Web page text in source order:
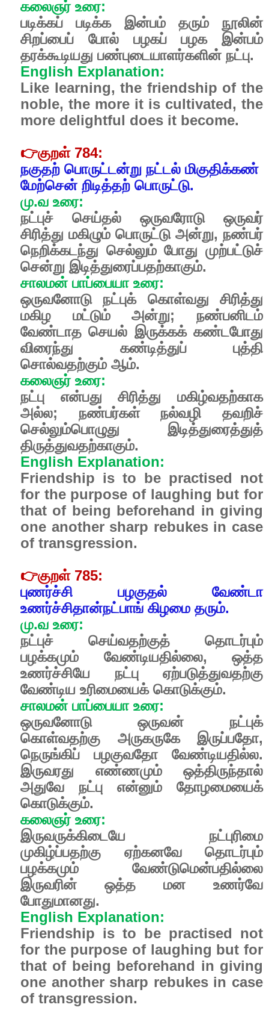
கலைஞர் உரை:
படிக்கப் படிக்க இன்பம் தரும் நூலின்
சிறப்பைப் போல் பழகப் பழக இன்பம்
தரக்கூடியது பண்புடையாளர்களின் நட்பு.
English Explanation:
Like learning, the friendship of the
noble, the more it is cultivated, the
more delightful does it become.
👉குறள் 784:
நகுதற் பொருட்டன்று நட்டல் மிகுதிக்கண்
மேற்சென் றிடித்தற் பொருட்டு.
மு.வ உரை:
நட்புச் செய்தல் ஒருவரோடு ஒருவர்
சிரித்து மகிழும் பொருட்டு அன்று, நண்பர்
நெறிக்கடந்து செல்லும் போது முற்பட்டுச்
சென்று இடித்துரைப்பதற்காகும்.
சாலமன் பாப்பையா உரை:
ஒருவனோடு நட்புக் கொள்வது சிரித்து
மகிழ மட்டும் அன்று; நண்பனிடம்
வேண்டாத செயல் இருக்கக் கண்டபோது
விரைந்து கண்டித்துப் புத்தி
சொல்வதற்கும் ஆம்.
கலைஞர் உரை:
நட்பு என்பது சிரித்து மகிழ்வதற்காக
அல்ல; நண்பர்கள் நல்வழி தவறிச்
செல்லும்பொழுது இடித்துரைத்துத்
திருத்துவதற்காகும்.
English Explanation:
Friendship is to be practised not
for the purpose of laughing but for
that of being beforehand in giving
one another sharp rebukes in case
of transgression.
👉குறள் 785:
புணர்ச்சி பழகுதல் வேண்டா
உணர்ச்சிதான்நட்பாங் கிழமை தரும்.
மு.வ உரை:
நட்புச் செய்வதற்குத் தொடர்பும்
பழக்கமும் வேண்டியதில்லை, ஒத்த
உணர்ச்சியே நட்பு ஏற்படுத்துவதற்கு
வேண்டிய உரிமையைக் கொடுக்கும்.
சாலமன் பாப்பையா உரை:
ஒருவனோடு ஒருவன் நட்புக்
கொள்வதற்கு அருகருகே இருப்பதோ,
நெருங்கிப் பழகுவதோ வேண்டியதில்ல.
இருவரது எண்ணமும் ஒத்திருந்தால்
அதுவே நட்பு என்னும் தோழமையைக்
கொடுக்கும்.
கலைஞர் உரை:
இருவருக்கிடையே நட்புரிமை
முகிழ்ப்பதற்கு ஏற்கனவே தொடர்பும்
பழக்கமும் வேண்டுமென்பதில்லை
இருவரின் ஒத்த மன உணர்வே
போதுமானது.
English Explanation:
Friendship is to be practised not
for the purpose of laughing but for
that of being beforehand in giving
one another sharp rebukes in case
of transgression.